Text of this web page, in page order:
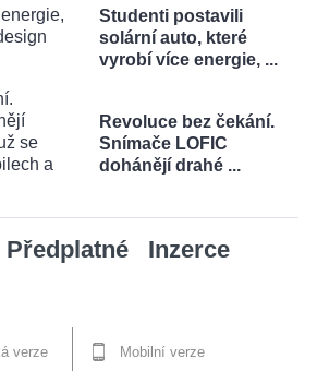
Studenti postavili
solární auto, které
vyrobí více energie, ...
Revoluce bez čekání.
Snímače LOFIC
dohánějí drahé ...
Předplatné Inzerce
verze Mobilní verze